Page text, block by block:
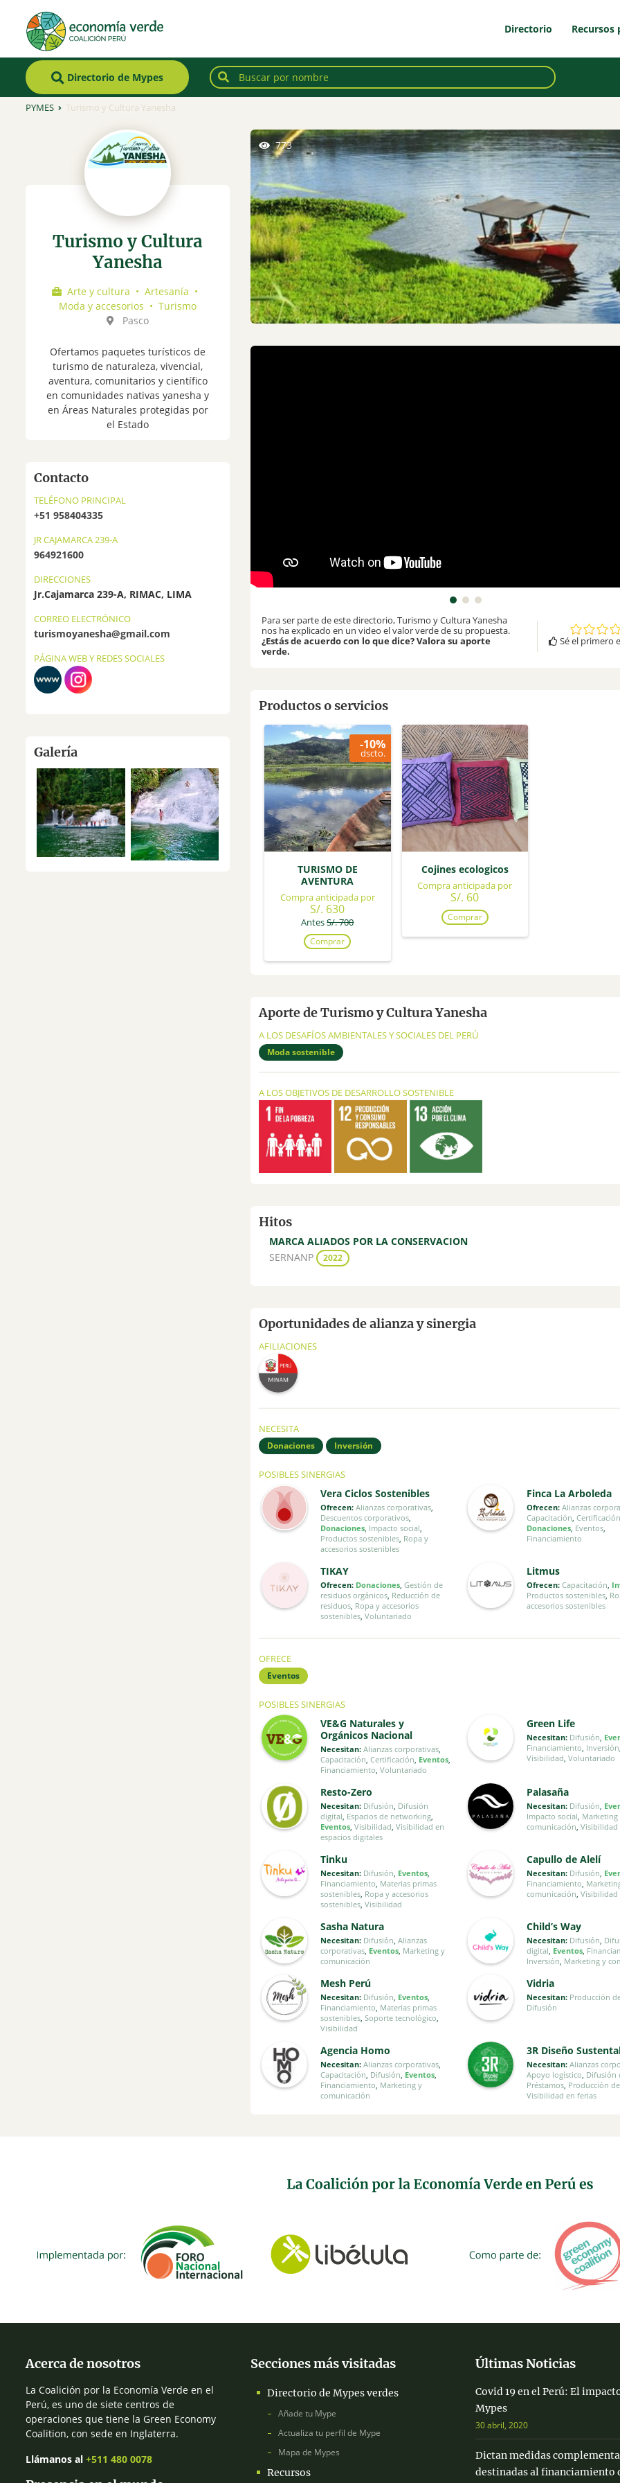
Directorio Recursos
Directorio de Mypes
PYMES Turismo y Cultura Yanesha
Turismo y Cultura
Yanesha
Arte y cultura • Artesanía •
Moda y accesorios • Turismo
Pasco
Ofertamos paquetes turísticos de
turismo de naturaleza, vivencial,
aventura, comunitarios y científico
en comunidades nativas yanesha y
en Áreas Naturales protegidas por
el Estado
Contacto
TELÉFONO PRINCIPAL
+51 958404335
JR CAJAMARCA 239-A
964921600
DIRECCIONES
Jr.Cajamarca 239-A, RIMAC, LIMA
CORREO ELECTRÓNICO
turismoyanesha@gmail.com
PÁGINA WEB Y REDES SOCIALES
Galería
773
Para ser parte de este directorio, Turismo y Cultura Yanesha
nos ha explicado en un video el valor verde de su propuesta.
¿Estás de acuerdo con lo que dice? Valora su aporte
verde.
Sé el primero
Productos o servicios
-10%
dscto.
TURISMO DE
AVENTURA
Compra anticipada por
S/. 630
AntesS/. 700
Comprar
Cojines ecologicos
Compra anticipada por
S/. 60
Comprar
Aporte de Turismo y Cultura Yanesha
A LOS DESAFÍOS AMBIENTALES Y SOCIALES DEL PERÚ
Moda sostenible
A LOS OBJETIVOS DE DESARROLLO SOSTENIBLE
Hitos
MARCA ALIADOS POR LA CONSERVACION
SERNANP
2022
Oportunidades de alianza y sinergia
AFILIACIONES
NECESITA
Donaciones Inversión
POSIBLES SINERGIAS
Vera Ciclos Sostenibles
Ofrecen: Alianzas corporativas
Descuentos corporativos
Donaciones Impacto social
Productos sostenibles Ropa y
accesorios sostenibles
Finca La Arboleda
Ofrecen: Alianzas
Capacitación ,Certificación
Donaciones Eventos
Financiamiento
TIKAY
Ofrecen: Donaciones ,Gestión de
residuos orgánicos Reducción de
residuos Ropa y accesorios
sostenibles ,Voluntariado
Litmus
Ofrecen: Capacitación
Productos sostenibles
accesorios sostenibles
OFRECE
Eventos
POSIBLES SINERGIAS
VE&G Naturales y
Orgánicos Nacional
Necesitan: Alianzas corporativas
Capacitación ,Certificación Eventos
Financiamiento ,Voluntariado
Green Life
Necesitan: Difusión
Financiamiento Inversión
Visibilidad ,Voluntariado
Resto-Zero
Necesitan: Difusión Difusión
digital Espacios de networking
Eventos ,Visibilidad ,Visibilidad en
espacios digitales
Palasaña
Necesitan: Difusión
Impacto social Marketing
comunicación ,Visibilidad
Tinku
Necesitan: Difusión Eventos
Financiamiento Materias primas
sostenibles Ropa y accesorios
sostenibles ,Visibilidad
Capullo de Alelí
Necesitan: Difusión
Financiamiento
comunicación ,Visibilidad
Sasha Natura
Necesitan: Difusión ,Alianzas
corporativas Eventos Marketing y
comunicación
Child’s Way
Necesitan: Difusión
digital Eventos
Inversión Marketing y
Mesh Perú
Necesitan: Difusión Eventos
Financiamiento Materias primas
sostenibles ,Soporte tecnológico
Visibilidad
Vidria
Necesitan: Producción
Difusión
Agencia Homo
Necesitan: Alianzas corporativas
Capacitación Difusión Eventos
Financiamiento Marketing y
comunicación
3R Diseño
Necesitan: Alianzas
Apoyo logístico Difusión
Préstamos Producción
Visibilidad en ferias
Acerca de nosotros
La Coalición por la Economía Verde en el
Perú, es uno de siete centros de
operaciones que tiene la Green Economy
Coalition, con sede en Inglaterra.
Llámanos al +511 480 0078
Secciones más visitadas
Directorio de Mypes verdes
Añade tu Mype
Actualiza tu perfil de Mype
Mapa de Mypes
Recursos
Últimas Noticias
Covid 19 en el Perú: El
Mypes
30 abril, 2020
Dictan medidas
destinadas al financiamiento